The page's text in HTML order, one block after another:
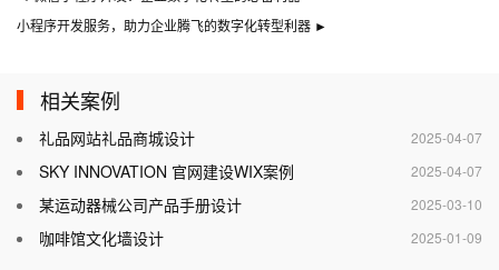
小程序开发服务，助力企业腾飞的数字化转型利器 ►
相关案例
2025-04-07
礼品网站礼品商城设计
2025-04-07
SKY INNOVATION 官网建设WIX案例
2025-03-10
某运动器械公司产品手册设计
2025-01-09
咖啡馆文化墙设计